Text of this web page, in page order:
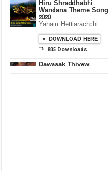
Hiru Shraddhabhi
Wandana Theme Song
2020
Yaham Hettiarachchi
▼ DOWNLOAD HERE
⤵ 835 Downloads
Dawasak Thiyewi